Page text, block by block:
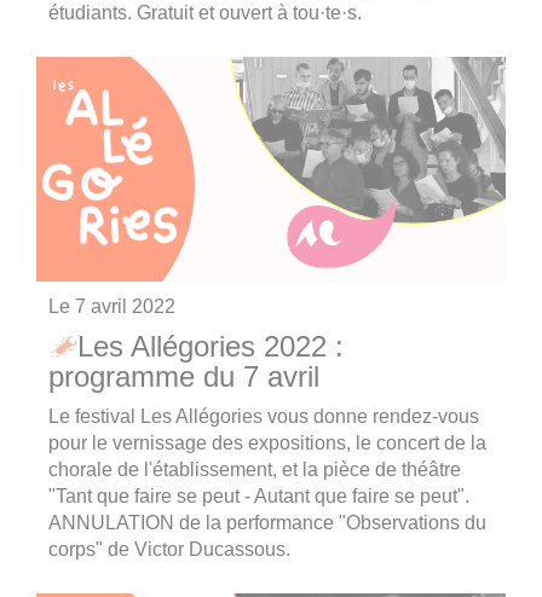
étudiants. Gratuit et ouvert à tou·te·s.
Le 7 avril 2022
Les Allégories 2022 :
programme du 7 avril
Le festival Les Allégories vous donne rendez-vous
pour le vernissage des expositions, le concert de la
chorale de l'établissement, et la pièce de théâtre
"Tant que faire se peut - Autant que faire se peut".
ANNULATION de la performance "Observations du
corps" de Victor Ducassous.